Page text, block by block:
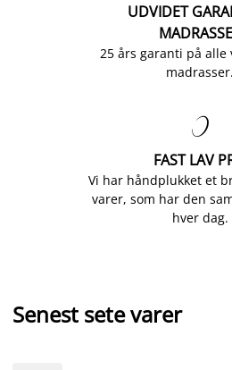
UDVIDET
25 års garanti på alle
madrasser.

FAST LAV
Vi har håndplukket et
varer, som har den
hver dag.
Senest sete varer